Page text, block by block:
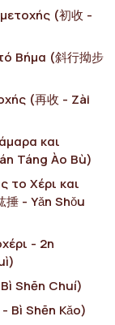
(初收 -
Βήμα (斜行拗步
(再收 - Ζài
και
Táng Ào Bù)
το Χέρι και
- Yǎn Shǒu
- 2η
Shēn Chuí)
Bì Shēn Κǎo)